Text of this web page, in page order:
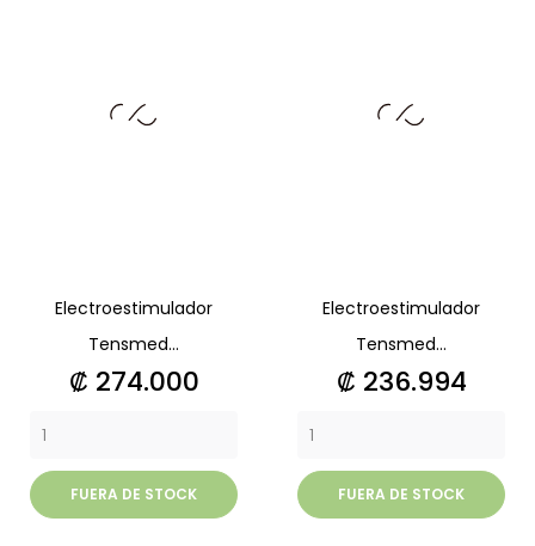
Electroestimulador
Tensmed...
Precio
₡ 274.000
FUERA DE STOCK
Electroestimulador
Tensmed...
Precio
₡ 236.994
FUERA DE STOCK